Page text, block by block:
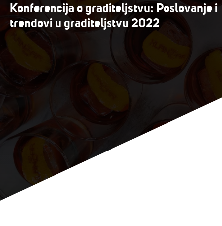
Konferencija o graditeljstvu: Poslovanje i
trendovi u graditeljstvu 2022